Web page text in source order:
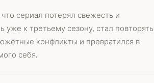
сериал потерял свежесть и
уже к третьему сезону, стал повторять
конфликты и превратился в
себя.